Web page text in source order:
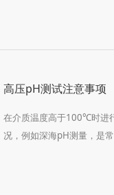
高压pH测试注意事项
在介质温度高于100℃时进
况，例如深海pH测量，是